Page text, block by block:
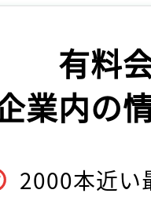
有料
業内の
2000本近い